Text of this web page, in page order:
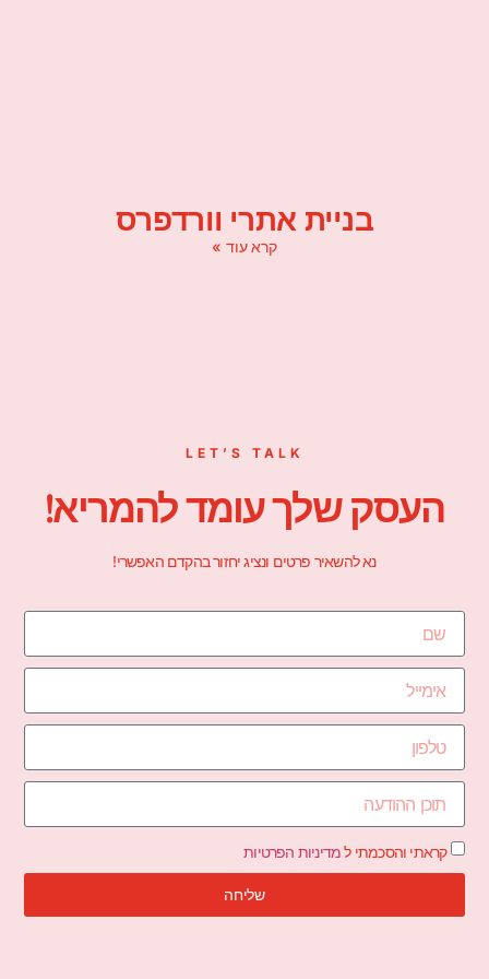
בניית אתרי וורדפרס
קרא עוד »
LET’S TALK
העסק שלך עומד להמריא!
נא להשאיר פרטים ונציג יחזור בהקדם האפשרי!
קראתי והסכמתי למדיניות הפרטיות
שליחה